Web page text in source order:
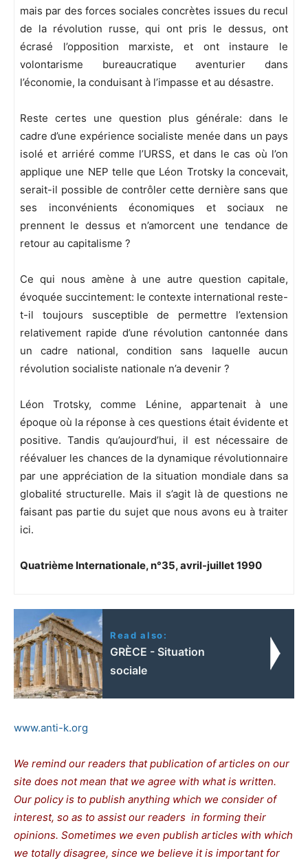
mais par des forces sociales concrètes issues du recul
de la révolution russe, qui ont pris le dessus, ont
écrasé l’opposition marxiste, et ont instaure le
volontarisme bureaucratique aventurier dans
l’économie, la conduisant à l’impasse et au désastre.
Reste certes une question plus générale: dans le
cadre d’une expérience socialiste menée dans un pays
isolé et arriéré comme l’URSS, et dans le cas où l’on
applique une NEP telle que Léon Trotsky la concevait,
serait-il possible de contrôler cette dernière sans que
ses inconvénients économiques et sociaux ne
prennent le dessus et n’amorcent une tendance de
retour au capitalisme ?
Ce qui nous amène à une autre question capitale,
évoquée succintement: le contexte international reste-
t-il toujours susceptible de permettre l’extension
relativement rapide d’une révolution cantonnée dans
un cadre national, condition sans laquelle aucun
révolution socialiste nationale n’a devenir ?
Léon Trotsky, comme Lénine, appartenait à une
époque où la réponse à ces questions était évidente et
positive. Tandis qu’aujourd’hui, il est nécessaire de
réévaluer les chances de la dynamique révolutionnaire
par une appréciation de la situation mondiale dans sa
globalité structurelle. Mais il s’agit là de questions ne
faisant pas partie du sujet que nous avons eu à traiter
ici.
Quatrième Internationale, n°35, avril-juillet 1990
Read also:
GRÈCE - Situation
sociale
www.anti-k.org
We remind our readers that publication of articles on our
site does not mean that we agree with what is written.
Our policy is to publish anything which we consider of
interest, so as to assist our readers in forming their
opinions. Sometimes we even publish articles with which
we totally disagree, since we believe it is important for